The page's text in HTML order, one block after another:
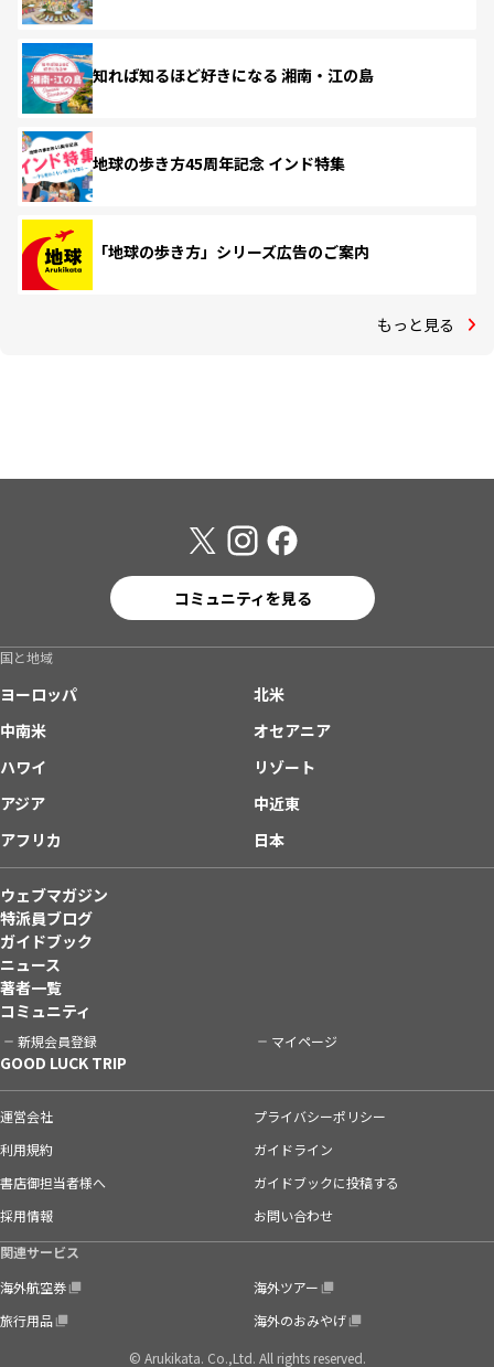
知れば知るほど好きになる 湘南・江の島
地球の歩き方45周年記念 インド特集
「地球の歩き方」シリーズ広告のご案内
もっと見る
コミュニティを見る
国と地域
ヨーロッパ
北米
中南米
オセアニア
ハワイ
リゾート
アジア
中近東
アフリカ
日本
ウェブマガジン
特派員ブログ
ガイドブック
ニュース
著者一覧
コミュニティ
新規会員登録 マイページ
GOOD LUCK TRIP
運営会社
プライバシーポリシー
利用規約
ガイドライン
書店御担当者様へ
ガイドブックに投稿する
採用情報
お問い合わせ
関連サービス
海外航空券
海外ツアー
旅行用品
海外のおみやげ
© Arukikata. Co.,Ltd. All rights reserved.